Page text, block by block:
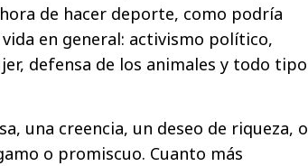
de hacer deporte, como podría
en general: activismo político,
defensa de los animales y todo tipo
una creencia, un deseo de riqueza, o
o promiscuo. Cuanto más